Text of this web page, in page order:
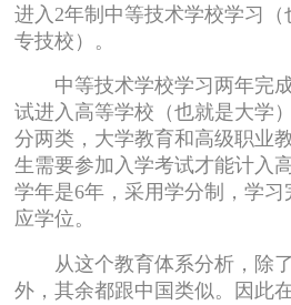
进入2年制中等技术学校学习
专技校）。
中等技术学校学习两年完成
试进入高等学校（也就是大学
分两类，大学教育和高级职业
生需要参加入学考试才能计入
学年是6年，采用学分制，学习
应学位。
从这个教育体系分析，除了
外，其余都跟中国类似。因此